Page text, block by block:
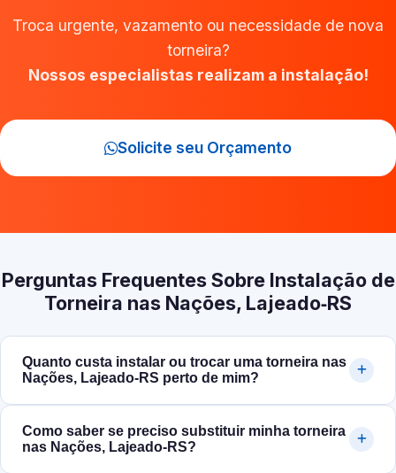
Troca urgente, vazamento ou necessidade de nova
torneira?
Nossos especialistas realizam a instalação!
Solicite seu Orçamento
Perguntas Frequentes Sobre Instalação de
Torneira nas Nações, Lajeado‑RS
Quanto custa instalar ou trocar uma torneira nas
Nações, Lajeado‑RS perto de mim?
Como saber se preciso substituir minha torneira
nas Nações, Lajeado‑RS?